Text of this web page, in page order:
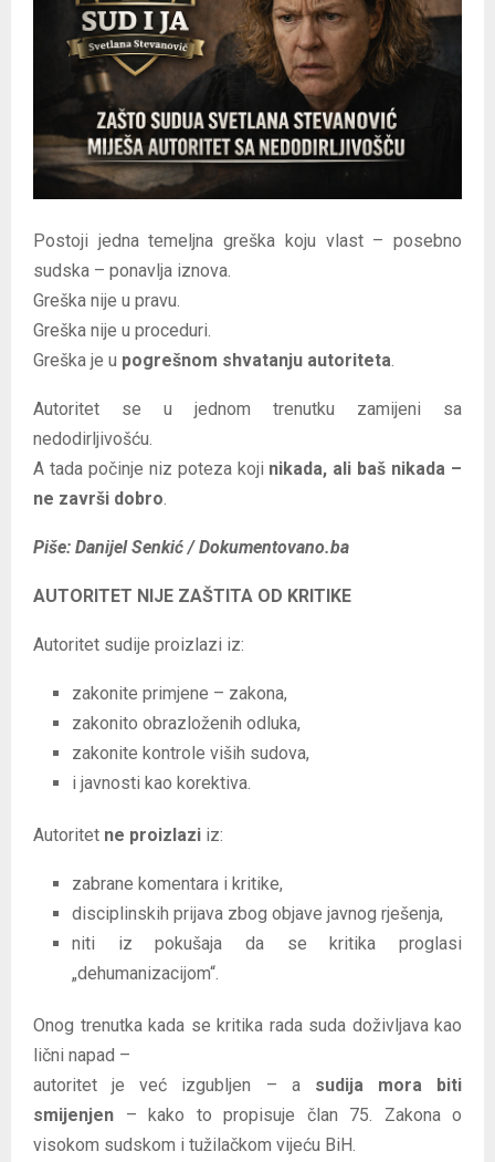
Postoji jedna temeljna greška koju vlast – posebno
sudska – ponavlja iznova.
Greška nije u pravu.
Greška nije u proceduri.
Greška je u pogrešnom shvatanju autoriteta
Autoritet se u jednom trenutku zamijeni sa
nedodirljivošću.
A tada počinje niz poteza koji nikada, ali baš nikada –
ne završi dobro
Piše: Danijel Senkić / Dokumentovano.ba
AUTORITET NIJE ZAŠTITA OD KRITIKE
Autoritet sudije proizlazi iz:
zakonite primjene – zakona,
zakonito obrazloženih odluka,
zakonite kontrole viših sudova,
i javnosti kao korektiva.
Autoritet ne proizlazi iz:
zabrane komentara i kritike,
disciplinskih prijava zbog objave javnog rješenja,
niti iz pokušaja da se kritika proglasi
„dehumanizacijom“.
Onog trenutka kada se kritika rada suda doživljava kao
lični napad –
autoritet je već izgubljen – asudija mora biti
smijenjen – kako to propisuje član 75. Zakona o
visokom sudskom i tužilačkom vijeću BiH.